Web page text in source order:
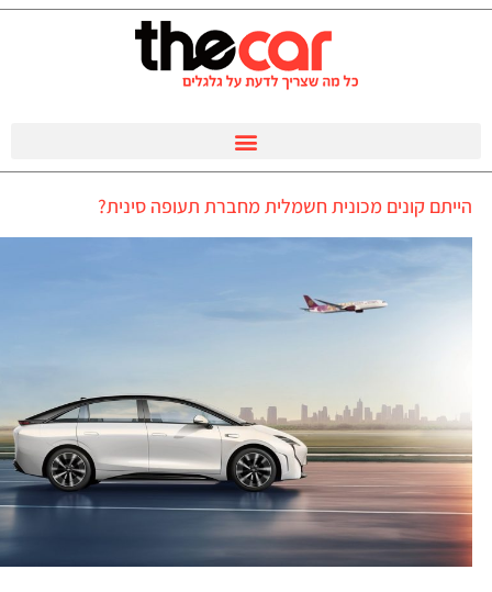
הייתם קונים מכונית חשמלית מחברת תעופה סינית?